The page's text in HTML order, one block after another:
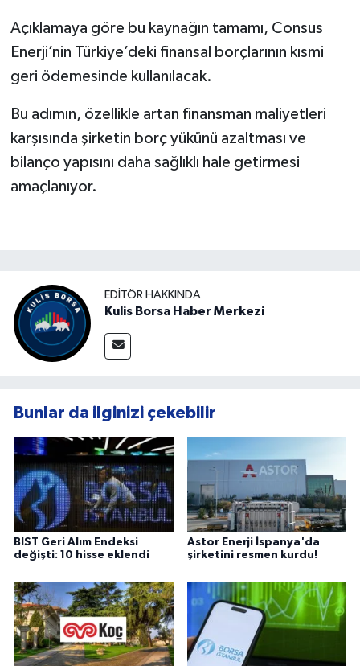
Açıklamaya göre bu kaynağın tamamı, Consus
Enerji’nin Türkiye’deki finansal borçlarının kısmi
geri ödemesinde kullanılacak.
Bu adımın, özellikle artan finansman maliyetleri
karşısında şirketin borç yükünü azaltması ve
bilanço yapısını daha sağlıklı hale getirmesi
amaçlanıyor.
EDITÖR HAKKINDA
Kulis Borsa Haber Merkezi
Bunlar da ilginizi çekebilir
BIST Geri Alım Endeksi
değişti: 10 hisse eklendi
Astor Enerji İspanya'da
şirketini resmen kurdu!